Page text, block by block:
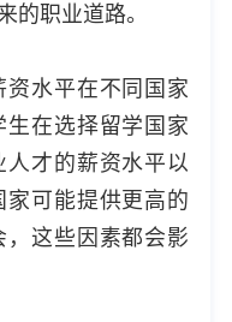
的职业道路。
水平在不同国家
在选择留学国家
人才的薪资水平以
可能提供更高的
这些因素都会影